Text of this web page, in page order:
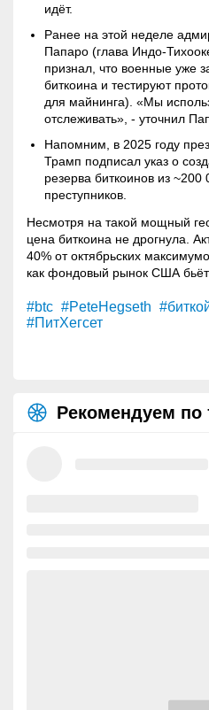
идёт.
Ранее на этой неделе
Папаро (глава Индо-
признал, что военные уже
биткоина и тестируют
для майнинга). «Мы
отслеживать», - уточнил
Напомним, в 2025 году
Трамп подписал указ о
резерва биткоинов из ~200
преступников.
Несмотря на такой мощный
цена биткоина не дрогнула.
40% от октябрьских
как фондовый рынок США бьёт
#btc #PeteHegseth
#ПитХегсет
Рекомендуем по